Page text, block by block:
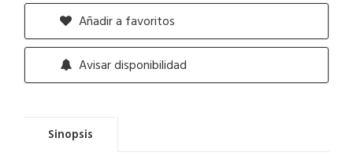
Añadir a favoritos
Avisar disponibilidad
Sinopsis